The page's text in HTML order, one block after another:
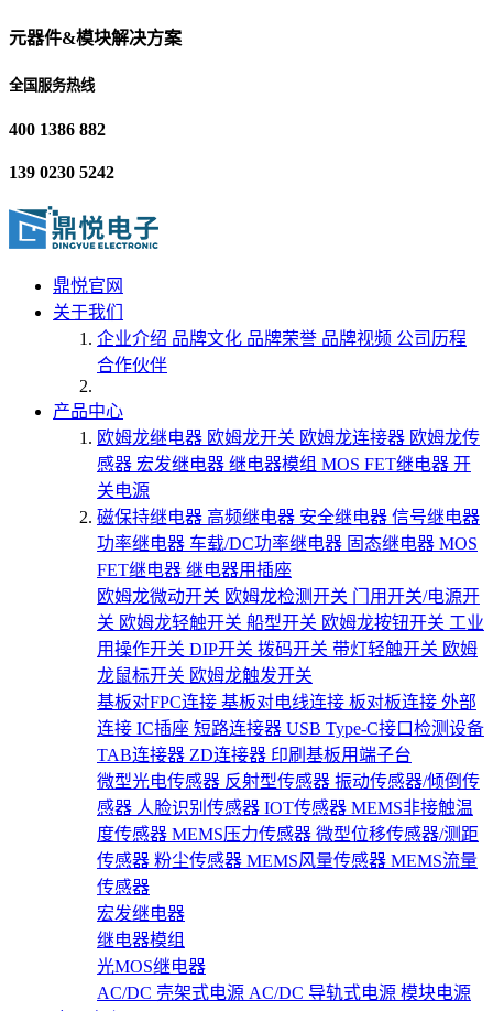
元器件&模块解决方案
全国服务热线
400 1386 882
139 0230 5242
鼎悦官网
关于我们
企业介绍 品牌文化 品牌荣誉 品牌视频 公司历程
合作伙伴
产品中心
欧姆龙继电器 欧姆龙开关 欧姆龙连接器 欧姆龙传
感器 宏发继电器 继电器模组 MOS FET继电器 开
关电源
磁保持继电器 高频继电器 安全继电器 信号继电器
功率继电器 车载/DC功率继电器 固态继电器 MOS
FET继电器 继电器用插座
欧姆龙微动开关 欧姆龙检测开关 门用开关/电源开
关 欧姆龙轻触开关 船型开关 欧姆龙按钮开关 工业
用操作开关 DIP开关 拨码开关 带灯轻触开关 欧姆
龙鼠标开关 欧姆龙触发开关
基板对FPC连接 基板对电线连接 板对板连接 外部
连接 IC插座 短路连接器 USB Type-C接口检测设备
TAB连接器 ZD连接器 印刷基板用端子台
微型光电传感器 反射型传感器 振动传感器/倾倒传
感器 人脸识别传感器 IOT传感器 MEMS非接触温
度传感器 MEMS压力传感器 微型位移传感器/测距
传感器 粉尘传感器 MEMS风量传感器 MEMS流量
传感器
宏发继电器
继电器模组
光MOS继电器
AC/DC 壳架式电源 AC/DC 导轨式电源 模块电源